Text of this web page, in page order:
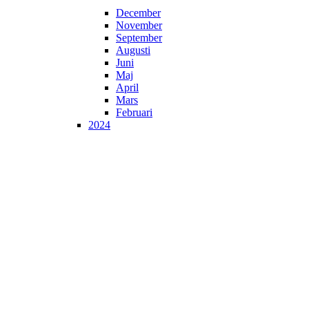
December
November
September
Augusti
Juni
Maj
April
Mars
Februari
2024